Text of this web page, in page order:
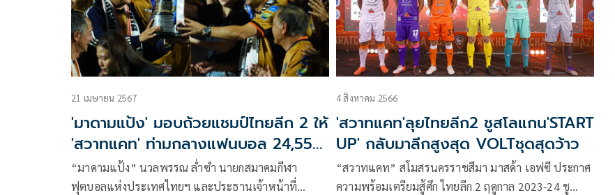
21 เมษายน 2567
'มาดามแป้ง' มอบถ้วยแชมป์ไทยลีก 2 ให้
'สวาทแคท' ท่ามกลางแฟนบอล 24,556
คน
“มาดามแป้ง” นวลพรรณ ล่ำซำ นายกสมาคมกีฬา
ฟุตบอลแห่งประเทศไทยฯ และประธานเจ้าหน้าที่
4 สิงหาคม 2566
'สวาทแคท'ลุยไทยลีก2 ชูสโลแกน'START
UP' กลับมาลีกสูงสุด VOLTชุดสุดว้าว
“สวาทแคท” สโมสรนครราชสีมา มาสด้า เอฟซี ประกาศ
ความพร้อมเตรียมสู้ศึก ไทยลีก 2 ฤดูกาล 2023-24 ชู